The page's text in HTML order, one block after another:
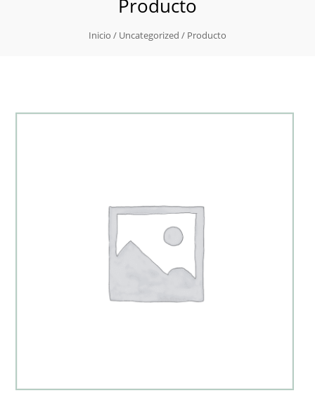
Producto
Inicio / Uncategorized / Producto